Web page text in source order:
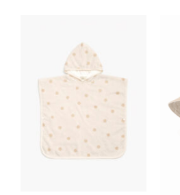
CHOIX DES
OPTIONS
CE
PRODUIT
PLUSIEURS
VARIATIONS.
DÉTAILS